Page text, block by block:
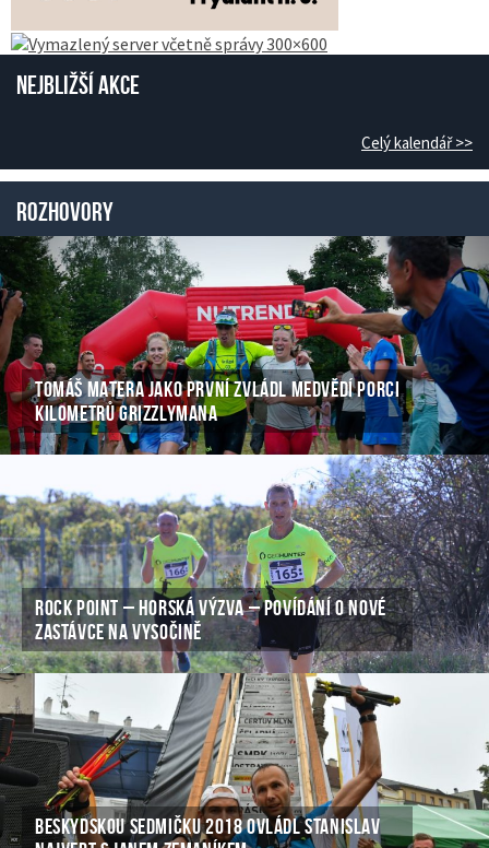
Nejbližší akce
Celý kalendář >>
Rozhovory
TOMÁŠ MATERA JAKO PRVNÍ ZVLÁDL MEDVĚDÍ PORCI
KILOMETRŮ GRIZZLYMANA
ROCK POINT – HORSKÁ VÝZVA – POVÍDÁNÍ O NOVÉ
ZASTÁVCE NA VYSOČINĚ
BESKYDSKOU SEDMIČKU 2018 OVLÁDL STANISLAV